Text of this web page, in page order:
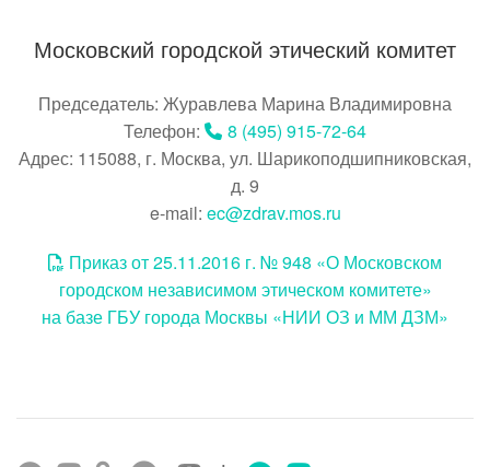
Московский городской этический комитет
Председатель: Журавлева Марина Владимировна
Телефон:
8 (495) 915-72-64
Адрес: 115088, г. Москва, ул. Шарикоподшипниковская,
д. 9
e-mail: ec@zdrav.mos.ru
Приказ от 25.11.2016 г. № 948 «О Московском
городском независимом этическом комитете»
на базе ГБУ города Москвы «НИИ ОЗ и ММ ДЗМ»